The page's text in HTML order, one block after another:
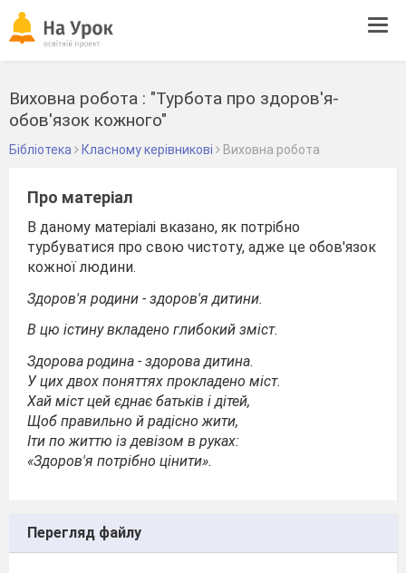
Виховна робота : "Турбота про здоров'я-
обов'язок кожного"
Бібліотека Класному керівникові Виховна робота
Про матеріал
В даному матеріалі вказано, як потрібно
турбуватися про свою чистоту, адже це обов'язок
кожної людини.
Здоров'я родини - здоров'я дитини.
В цю істину вкладено глибокий зміст.
Здорова родина - здорова дитина.
У цих двох поняттях прокладено міст.
Хай міст цей єднає батьків і дітей,
Щоб правильно й радісно жити,
Іти по життю із девізом в руках:
«Здоров'я потрібно цінити».
Перегляд файлу